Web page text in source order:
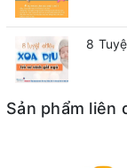
8
Sản phẩm liên